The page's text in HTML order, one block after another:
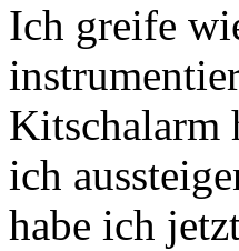
Ich greife
Kitschalarm
ich
habe ich